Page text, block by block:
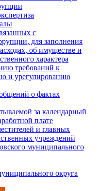
с
для заполнения
об имуществе и
характера
требований к
и урегулированию
о фактах
за календарный
плате
и главных
учреждений
муниципального
округа